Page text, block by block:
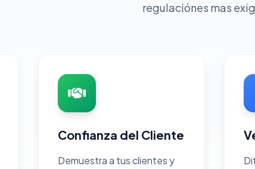
regulaciónes mas
Confianza del Cliente
Demuestra a tus clientes y